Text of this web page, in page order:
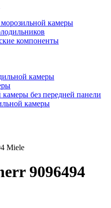
камеры
компоненты
камеры
без передней панели
камеры
Miele
9096494